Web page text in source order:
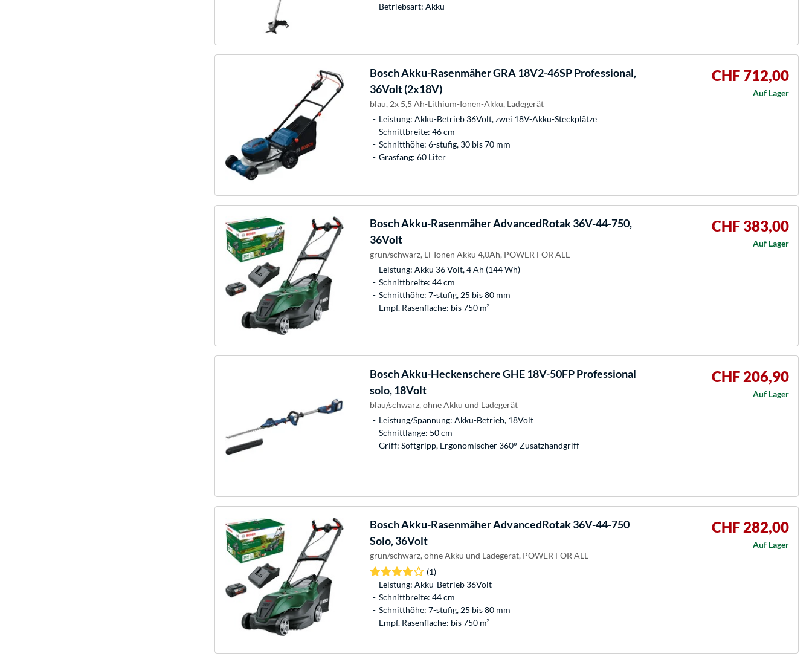
Betriebsart: Akku
BoschAkku-Rasenmäher GRA 18V2-46SP Professional,
36Volt (2x18V)
blau, 2x 5,5 Ah-Lithium-Ionen-Akku, Ladegerät
Leistung: Akku-Betrieb 36Volt, zwei 18V-Akku-Steckplätze
Schnittbreite: 46 cm
Schnitthöhe: 6-stufig, 30 bis 70 mm
Grasfang: 60 Liter
CHF 712,00
Auf Lager
BoschAkku-Rasenmäher AdvancedRotak 36V-44-750,
36Volt
grün/schwarz, Li-Ionen Akku 4,0Ah, POWER FOR ALL
Leistung: Akku 36 Volt, 4 Ah (144 Wh)
Schnittbreite: 44 cm
Schnitthöhe: 7-stufig, 25 bis 80 mm
Empf. Rasenfläche: bis 750 m²
CHF 383,00
Auf Lager
BoschAkku-Heckenschere GHE 18V-50FP Professional
solo, 18Volt
blau/schwarz, ohne Akku und Ladegerät
Leistung/Spannung: Akku-Betrieb, 18Volt
Schnittlänge: 50 cm
Griff: Softgripp, Ergonomischer 360°-Zusatzhandgriff
CHF 206,90
Auf Lager
BoschAkku-Rasenmäher AdvancedRotak 36V-44-750
Solo, 36Volt
grün/schwarz, ohne Akku und Ladegerät, POWER FOR ALL
(1)
Leistung: Akku-Betrieb 36Volt
Schnittbreite: 44 cm
Schnitthöhe: 7-stufig, 25 bis 80 mm
Empf. Rasenfläche: bis 750 m²
CHF 282,00
Auf Lager